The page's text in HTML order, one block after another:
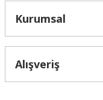
Kurumsal
Alışveriş